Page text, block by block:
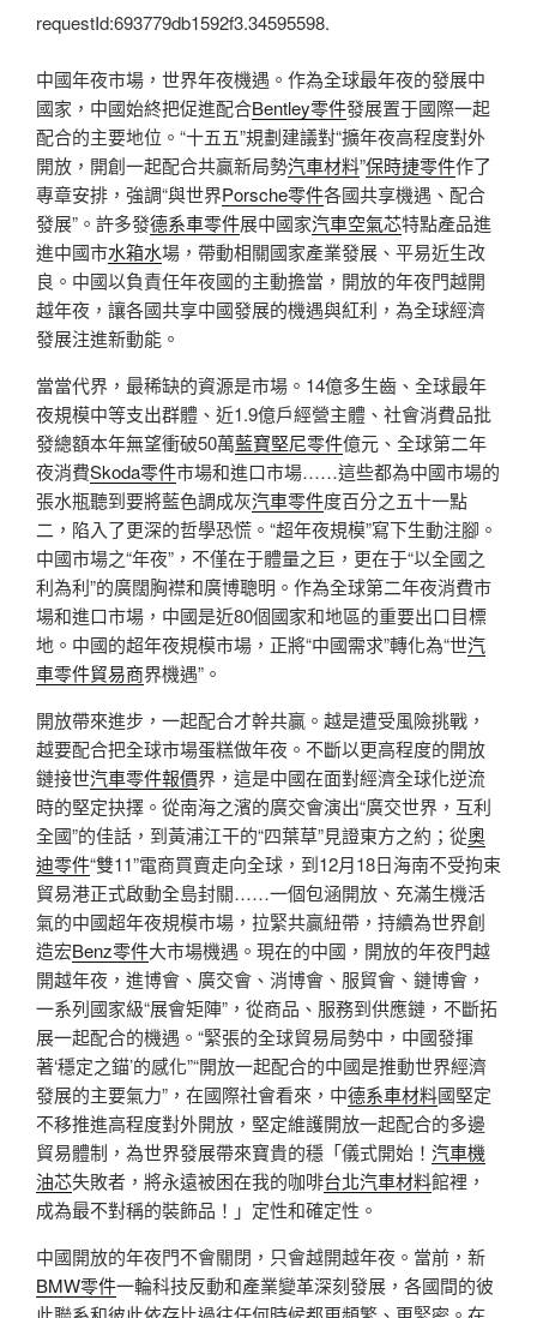
requestId:693779db1592f3.34595598.
中國年夜市場，世界年夜機遇。作為全球最年夜的發展中
國家，中國始終把促進配合Bentley零件發展置于國際一起
配合的主要地位。“十五五”規劃建議對“擴年夜高程度對外
開放，開創一起配合共贏新局勢汽車材料”保時捷零件作了
專章安排，強調“與世界Porsche零件各國共享機遇、配合
發展”。許多發德系車零件展中國家汽車空氣芯特點產品進
進中國市水箱水場，帶動相關國家產業發展、平易近生改
良。中國以負責任年夜國的主動擔當，開放的年夜門越開
越年夜，讓各國共享中國發展的機遇與紅利，為全球經濟
發展注進新動能。
當當代界，最稀缺的資源是市場。14億多生齒、全球最年
夜規模中等支出群體、近1.9億戶經營主體、社會消費品批
發總額本年無望衝破50萬藍寶堅尼零件億元、全球第二年
夜消費Skoda零件市場和進口市場……這些都為中國市場的
張水瓶聽到要將藍色調成灰汽車零件度百分之五十一點
二，陷入了更深的哲學恐慌。“超年夜規模”寫下生動注腳。
中國市場之“年夜”，不僅在于體量之巨，更在于“以全國之
利為利”的廣闊胸襟和廣博聰明。作為全球第二年夜消費市
場和進口市場，中國是近80個國家和地區的重要出口目標
地。中國的超年夜規模市場，正將“中國需求”轉化為“世汽
車零件貿易商界機遇”。
開放帶來進步，一起配合才幹共贏。越是遭受風險挑戰，
越要配合把全球市場蛋糕做年夜。不斷以更高程度的開放
鏈接世汽車零件報價界，這是中國在面對經濟全球化逆流
時的堅定抉擇。從南海之濱的廣交會演出“廣交世界，互利
全國”的佳話，到黃浦江干的“四葉草”見證東方之約；從奧
迪零件“雙11”電商買賣走向全球，到12月18日海南不受拘束
貿易港正式啟動全島封關……一個包涵開放、充滿生機活
氣的中國超年夜規模市場，拉緊共贏紐帶，持續為世界創
造宏Benz零件大市場機遇。現在的中國，開放的年夜門越
開越年夜，進博會、廣交會、消博會、服貿會、鏈博會，
一系列國家級“展會矩陣”，從商品、服務到供應鏈，不斷拓
展一起配合的機遇。“緊張的全球貿易局勢中，中國發揮
著‘穩定之錨’的感化”“開放一起配合的中國是推動世界經濟
發展的主要氣力”，在國際社會看來，中德系車材料國堅定
不移推進高程度對外開放，堅定維護開放一起配合的多邊
貿易體制，為世界發展帶來寶貴的穩「儀式開始！ 汽車機
油芯失敗者，將永遠被困在我的咖啡台北汽車材料館裡，
成為最不對稱的裝飾品！」定性和確定性。
中國開放的年夜門不會關閉，只會越開越年夜。當前，新
BMW零件一輪科技反動和產業變革深刻發展，各國間的彼